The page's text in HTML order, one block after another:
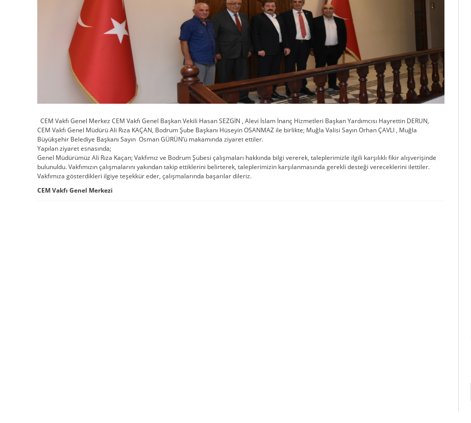
CEM Vakfı Genel Merkez CEM Vakfı Genel Başkan Vekili Hasan SEZGİN , Alevi İslam İnanç Hizmetleri Başkan Yardımcısı Hayrettin DERUN,
CEM Vakfı Genel Müdürü Ali Rıza KAÇAN, Bodrum Şube Başkanı Hüseyin OSANMAZ ile birlikte; Muğla Valisi Sayın Orhan ÇAVLI , Muğla
Büyükşehir Belediye Başkanı Sayın Osman GÜRÜN’ü makamında ziyaret ettiler.
Yapılan ziyaret esnasında;
Genel Müdürümüz Ali Rıza Kaçan; Vakfımız ve Bodrum Şubesi çalışmaları hakkında bilgi vererek, taleplerimizle ilgili karşılıklı fikir alışverişinde
bulunuldu. Vakfımızın çalışmalarını yakından takip ettiklerini belirterek, taleplerimizin karşılanmasında gerekli desteği vereceklerini ilettiler.
Vakfımıza gösterdikleri ilgiye teşekkür eder, çalışmalarında başarılar dileriz.
CEM Vakfı Genel Merkezi